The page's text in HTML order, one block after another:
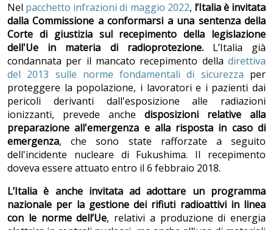
Nel pacchetto infrazioni di maggio 2022, l’Italia è invitata
dalla Commissione a conformarsi a una sentenza della
Corte di giustizia sul recepimento della legislazione
dell'Ue in materia di radioprotezione.L’Italia già
condannata per il mancato recepimento della direttiva
del 2013 sulle norme fondamentali di sicurezza per
proteggere la popolazione, i lavoratori e i pazienti dai
pericoli derivanti dall'esposizione alle radiazioni
ionizzanti, prevede anche disposizioni relative alla
preparazione all'emergenza e alla risposta in caso di
emergenza, che sono state rafforzate a seguito
dell'incidente nucleare di Fukushima. Il recepimento
doveva essere attuato entro il 6 febbraio 2018.
L’Italia è anche invitata ad adottare un programma
nazionale per la gestione dei rifiuti radioattivi in linea
con le norme dell’Ue, relativi a produzione di energia